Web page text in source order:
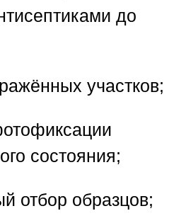
до
участков;
состояния;
отбор образцов;